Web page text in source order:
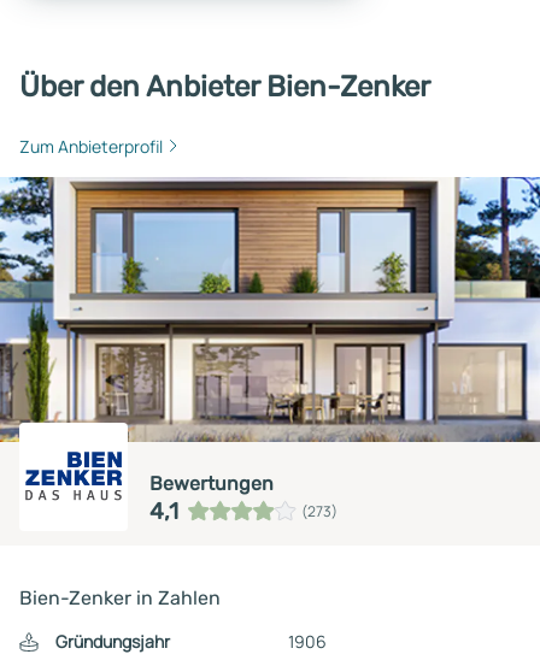
Über den Anbieter Bien-Zenker
Zum Anbieterprofil
Bewertungen
4,1 (273)
Bien-Zenker in Zahlen
Gründungsjahr
1906